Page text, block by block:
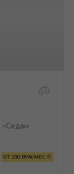
●Седан
ОТ 230 BYN/МЕС